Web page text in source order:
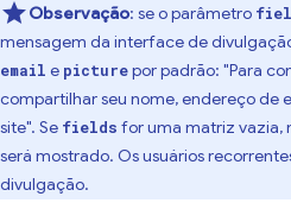
Observação: se o parâmetro
mensagem da interface de
email e picturepor padrão: "Para
compartilhar seu nome, endereço de
site". Se fields for uma matriz vazia,
será mostrado. Os usuários
divulgação.